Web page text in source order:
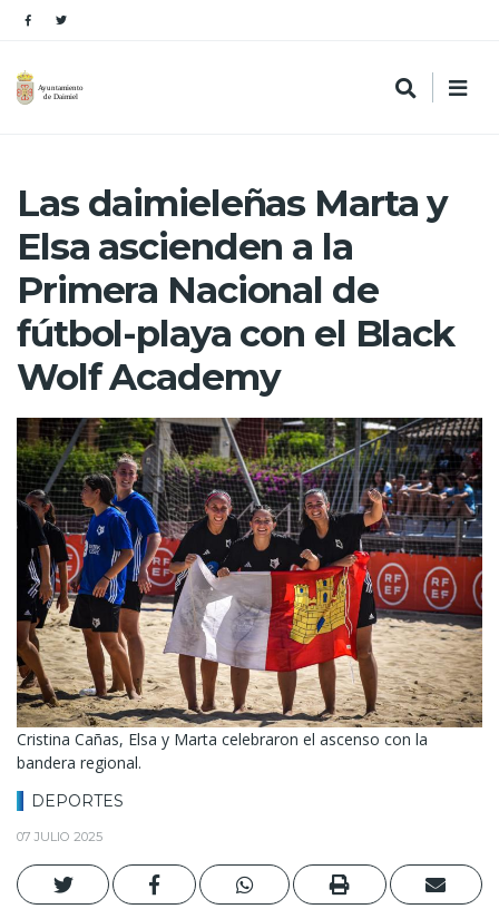
Las daimieleñas Marta y
Elsa ascienden a la
Primera Nacional de
fútbol-playa con el Black
Wolf Academy
Cristina Cañas, Elsa y Marta celebraron el ascenso con la
bandera regional.
DEPORTES
07 JULIO 2025